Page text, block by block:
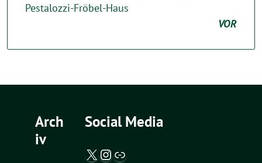
Pestalozzi-Fröbel-Haus
VOR
Arch
iv
Social Media
X / Twitter
Instagram
Abgeordnetenwatch